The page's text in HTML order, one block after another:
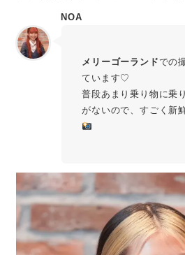
NOA
メリーゴーランドでの
ています♡
普段あまり乗り物に乗
がないので、すごく新